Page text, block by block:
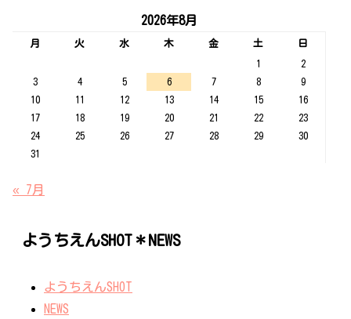
2026年8月
月 火 水 木 金 土
日
1
2
3
4 5 6 7 8
9
10
11 12 13 14 15
16
17
18 19 20 21 22
23
24
25 26 27 28 29
30
31
« 7月
ようちえんSHOT＊NEWS
ようちえんSHOT
NEWS